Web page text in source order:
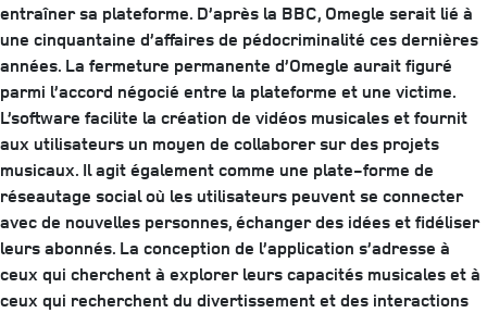
entraîner sa plateforme. D’après la BBC, Omegle serait lié à
une cinquantaine d’affaires de pédocriminalité ces dernières
années. La fermeture permanente d’Omegle aurait figuré
parmi l’accord négocié entre la plateforme et une victime.
L’software facilite la création de vidéos musicales et fournit
aux utilisateurs un moyen de collaborer sur des projets
musicaux. Il agit également comme une plate-forme de
réseautage social où les utilisateurs peuvent se connecter
avec de nouvelles personnes, échanger des idées et fidéliser
leurs abonnés. La conception de l’application s’adresse à
ceux qui cherchent à explorer leurs capacités musicales et à
ceux qui recherchent du divertissement et des interactions